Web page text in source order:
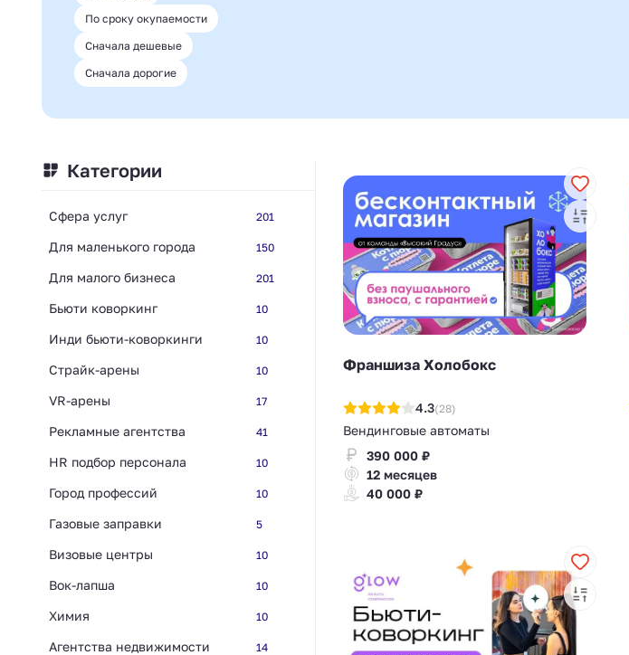
По сроку окупаемости
Сначала дешевые
Сначала дорогие
Категории
Сфера услуг 201
Для маленького города 150
Для малого бизнеса 201
Бьюти коворкинг 10
Инди бьюти-коворкинги 10
Страйк-арены 10
VR-арены 17
Рекламные агентства 41
HR подбор персонала 10
Город профессий 10
Газовые заправки 5
Визовые центры 10
Вок-лапша 10
Химия 10
Агентства недвижимости 14
Франшиза Холобокс
4.3(28)
Вендинговые автоматы
390 000 ₽
12 месяцев
40 000 ₽